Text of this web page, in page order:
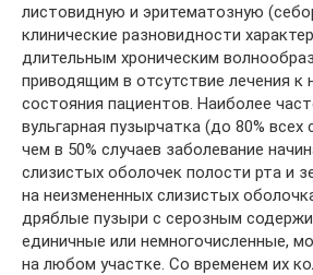
листовидную и эритематозную
клинические разновидности
длительным хроническим
приводящим в отсутствие лечения
состояния пациентов. Наиболее
вульгарная пузырчатка (до 80% всех
чем в 50% случаев заболевание
слизистых оболочек полости рта и
на неизмененных слизистых
дряблые пузыри с серозным
единичные или немногочисленные,
на любом участке. Со временем их